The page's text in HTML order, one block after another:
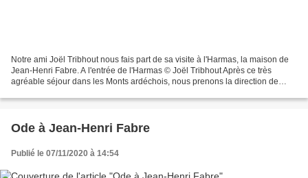
Notre ami Joël Tribhout nous fais part de sa visite à l'Harmas, la maison de
Jean-Henri Fabre. A l'entrée de l'Harmas © Joël Tribhout Après ce très
agréable séjour dans les Monts ardéchois, nous prenons la direction de
Ode à Jean-Henri Fabre
Publié le 07/11/2020 à 14:54